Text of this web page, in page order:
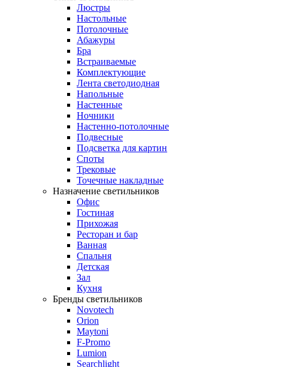
Люстры
Настольные
Потолочные
Абажуры
Бра
Встраиваемые
Комплектующие
Лента светодиодная
Напольные
Настенные
Ночники
Настенно-потолочные
Подвесные
Подсветка для картин
Споты
Трековые
Точечные накладные
Назначение светильников
Офис
Гостиная
Прихожая
Ресторан и бар
Ванная
Спальня
Детская
Зал
Кухня
Бренды светильников
Novotech
Orion
Maytoni
F-Promo
Lumion
Searchlight